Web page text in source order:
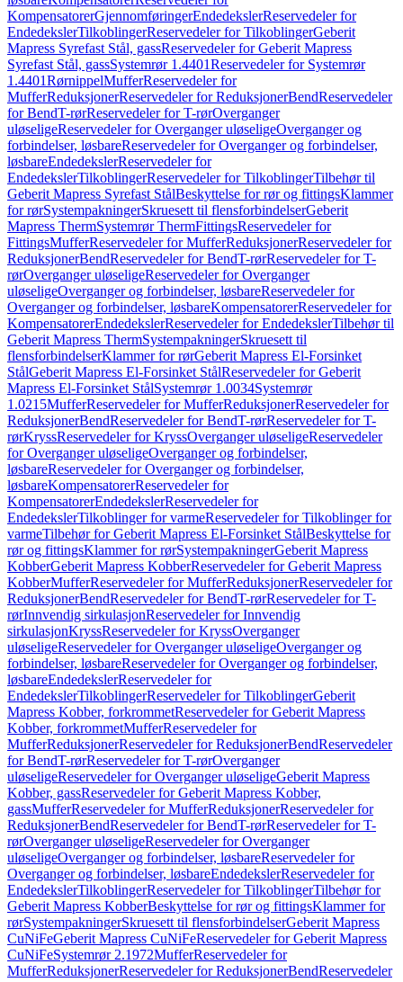
KompensatorerGjennomføringerEndedekslerReservedeler for
EndedekslerTilkoblingerReservedeler for TilkoblingerGeberit
Mapress Syrefast Stål, gassReservedeler for Geberit Mapress
Syrefast Stål, gassSystemrør 1.4401Reservedeler for Systemrør
1.4401RørnippelMufferReservedeler for
MufferReduksjonerReservedeler for ReduksjonerBendReservedeler
for BendT-rørReservedeler for T-rørOverganger
uløseligeReservedeler for Overganger uløseligeOverganger og
forbindelser, løsbareReservedeler for Overganger og forbindelser,
løsbareEndedekslerReservedeler for
EndedekslerTilkoblingerReservedeler for TilkoblingerTilbehør til
Geberit Mapress Syrefast StålBeskyttelse for rør og fittingsKlammer
for rørSystempakningerSkruesett til flensforbindelserGeberit
Mapress ThermSystemrør ThermFittingsReservedeler for
FittingsMufferReservedeler for MufferReduksjonerReservedeler for
ReduksjonerBendReservedeler for BendT-rørReservedeler for T-
rørOverganger uløseligeReservedeler for Overganger
uløseligeOverganger og forbindelser, løsbareReservedeler for
Overganger og forbindelser, løsbareKompensatorerReservedeler for
KompensatorerEndedekslerReservedeler for EndedekslerTilbehør til
Geberit Mapress ThermSystempakningerSkruesett til
flensforbindelserKlammer for rørGeberit Mapress El-Forsinket
StålGeberit Mapress El-Forsinket StålReservedeler for Geberit
Mapress El-Forsinket StålSystemrør 1.0034Systemrør
1.0215MufferReservedeler for MufferReduksjonerReservedeler for
ReduksjonerBendReservedeler for BendT-rørReservedeler for T-
rørKryssReservedeler for KryssOverganger uløseligeReservedeler
for Overganger uløseligeOverganger og forbindelser,
løsbareReservedeler for Overganger og forbindelser,
løsbareKompensatorerReservedeler for
KompensatorerEndedekslerReservedeler for
EndedekslerTilkoblinger for varmeReservedeler for Tilkoblinger for
varmeTilbehør for Geberit Mapress El-Forsinket StålBeskyttelse for
rør og fittingsKlammer for rørSystempakningerGeberit Mapress
KobberGeberit Mapress KobberReservedeler for Geberit Mapress
KobberMufferReservedeler for MufferReduksjonerReservedeler for
ReduksjonerBendReservedeler for BendT-rørReservedeler for T-
rørInnvendig sirkulasjonReservedeler for Innvendig
sirkulasjonKryssReservedeler for KryssOverganger
uløseligeReservedeler for Overganger uløseligeOverganger og
forbindelser, løsbareReservedeler for Overganger og forbindelser,
løsbareEndedekslerReservedeler for
EndedekslerTilkoblingerReservedeler for TilkoblingerGeberit
Mapress Kobber, forkrommetReservedeler for Geberit Mapress
Kobber, forkrommetMufferReservedeler for
MufferReduksjonerReservedeler for ReduksjonerBendReservedeler
for BendT-rørReservedeler for T-rørOverganger
uløseligeReservedeler for Overganger uløseligeGeberit Mapress
Kobber, gassReservedeler for Geberit Mapress Kobber,
gassMufferReservedeler for MufferReduksjonerReservedeler for
ReduksjonerBendReservedeler for BendT-rørReservedeler for T-
rørOverganger uløseligeReservedeler for Overganger
uløseligeOverganger og forbindelser, løsbareReservedeler for
Overganger og forbindelser, løsbareEndedekslerReservedeler for
EndedekslerTilkoblingerReservedeler for TilkoblingerTilbehør for
Geberit Mapress KobberBeskyttelse for rør og fittingsKlammer for
rørSystempakningerSkruesett til flensforbindelserGeberit Mapress
CuNiFeGeberit Mapress CuNiFeReservedeler for Geberit Mapress
CuNiFeSystemrør 2.1972MufferReservedeler for
MufferReduksjonerReservedeler for ReduksjonerBendReservedeler